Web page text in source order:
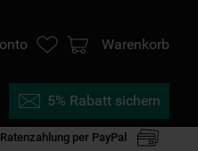
Warenkorb
5% Rabatt sichern
Ratenzahlung per PayPal